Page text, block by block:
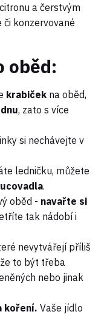
a čerstvým
konzervované
oběd:
krabiček na oběd,
, zato s více
si nechávejte v
ledničku, můžete
.
oběd - navařte si
tak nádobí i
nevytvářejí příliš
to být třeba
nebo jinak
koření. Vaše jídlo